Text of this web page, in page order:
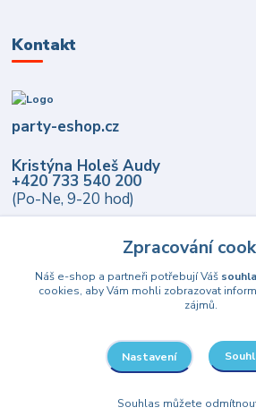
Kontakt
party-eshop.cz
Kristýna Holeš Audy
+420 733 540 200
(Po-Ne, 9-20 hod)
Upravit sběr
© 2021-2026 party-
Zpracování
Náš e-shop a partneři potřebují Váš
cookies, aby Vám mohli zobrazovat
zájmů.
Nastavení
Souhlas můžete